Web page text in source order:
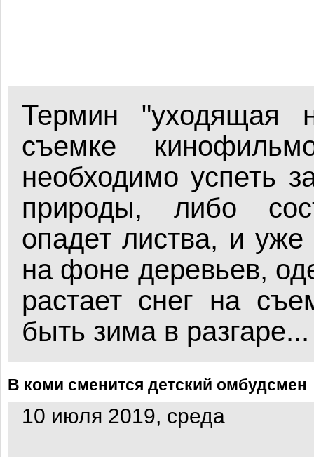
Термин "уходящая
съемке
необходимо успеть
природы, либо
опадет листва, и уже
на фоне деревьев,
растает снег на
быть зима в разгаре...
В коми сменится детский омбудсмен
10 июля 2019, среда